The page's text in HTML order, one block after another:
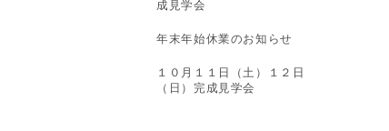
成見学会
年末年始休業のお知らせ
１０月１１日（土）１２日
（日）完成見学会